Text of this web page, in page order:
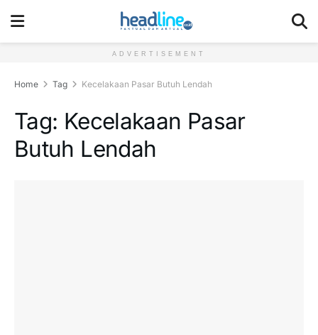
ADVERTISEMENT
Home Tag Kecelakaan Pasar Butuh Lendah
Tag: Kecelakaan Pasar
Butuh Lendah